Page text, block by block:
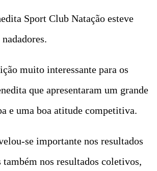
Sport Club Natação esteve
muito interessante para os
que apresentaram um grande
e uma boa atitude competitiva.
se importante nos resultados
nos resultados coletivos,